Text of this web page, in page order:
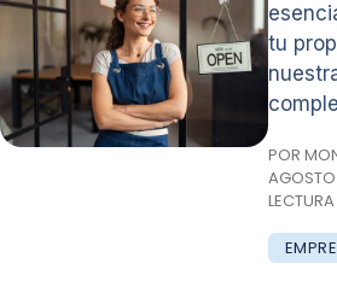
tu
POR
AGOSTO
LECTURA